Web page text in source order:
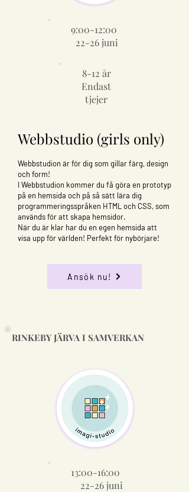
9:00-12:00
22-26 juni
8-12 år
Endast
tjejer
Webbstudio (girls only)
Webbstudion är för dig som gillar färg, design
och form!
I Webbstudion kommer du få göra en prototyp
på en hemsida och på så sätt lära dig
programmeringsspråken HTML och CSS, som
används för att skapa hemsidor.
När du är klar har du en egen hemsida att
visa upp för världen! Perfekt för nybörjare!
Ansök nu!
RINKEBY JÄRVA I SAMVERKAN
13:00-16:00
22-26 juni